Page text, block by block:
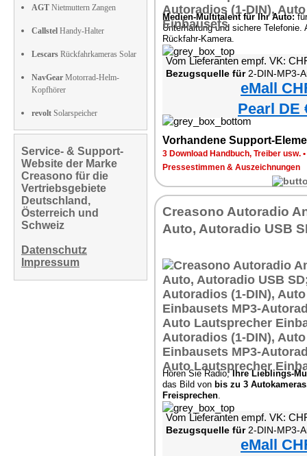
AGT Nietmuttern Zangen
Callstel Handy-Halter
Lescars Rückfahrkameras Solar
NavGear Motorrad-Helm-
Kopfhörer
revolt Solarspeicher
Service- & Support-
Website der Marke
Creasono für die
Vertriebsgebiete
Deutschland,
Österreich und
Schweiz
Datenschutz
Impressum
Medien-Multitalent für Ihr Auto:
Unterhaltung und sichere Telefonie.
Rückfahr-Kamera.
Vom Lieferanten empf. VK:
Bezugsquelle für2-DIN-MP3-Autoradio mit
eMall
Pearl DE
Vorhandene Support-
3 Download Handbuch, Treiber usw. •
Pressestimmen & Auszeichnungen
Creasono Autoradio
Auto, Autoradio USB
Hören Sie Radio,Ihre Lieblings-
das Bild von bis zu 3
Freisprechen.
Vom Lieferanten empf. VK:
Bezugsquelle für2-DIN-MP3-Autoradio mit
eMall